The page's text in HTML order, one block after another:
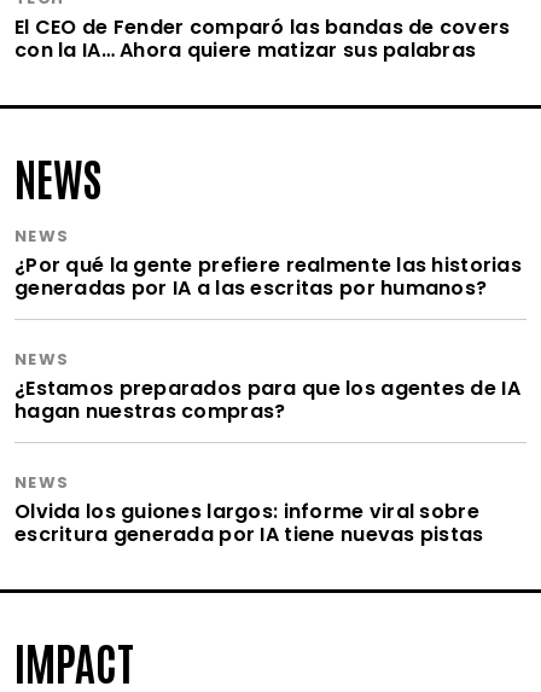
El CEO de Fender comparó las bandas de covers
con la IA… Ahora quiere matizar sus palabras
NEWS
NEWS
¿Por qué la gente prefiere realmente las historias
generadas por IA a las escritas por humanos?
NEWS
¿Estamos preparados para que los agentes de IA
hagan nuestras compras?
NEWS
Olvida los guiones largos: informe viral sobre
escritura generada por IA tiene nuevas pistas
IMPACT